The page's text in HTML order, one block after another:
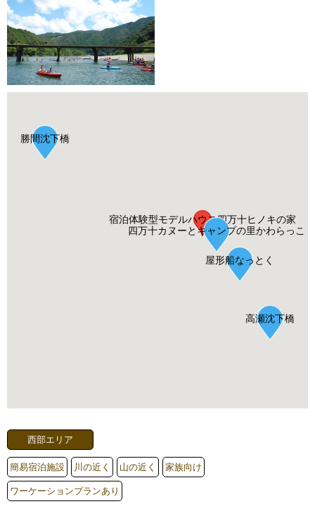
宿泊体験型モデルハウス四万十ヒノキの家
四万十カヌーとキャンプの里かわらっこ
屋形船なっとく
勝間沈下橋
高瀬沈下橋
西部エリア
簡易宿泊施設 川の近く 山の近く
家族向け
ワーケーションプランあり